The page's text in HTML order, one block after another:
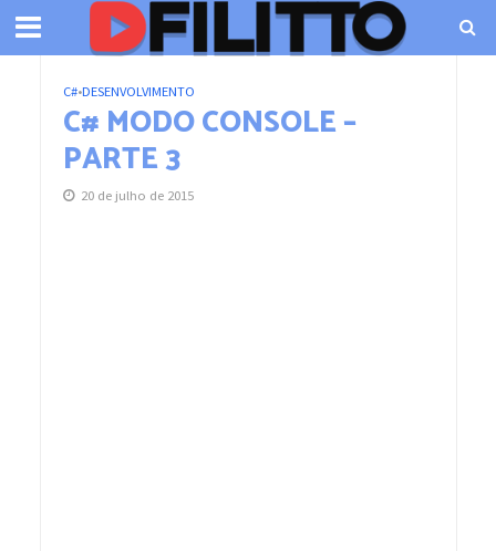
C#•DESENVOLVIMENTO
C# MODO CONSOLE –
PARTE 3
20 de julho de 2015